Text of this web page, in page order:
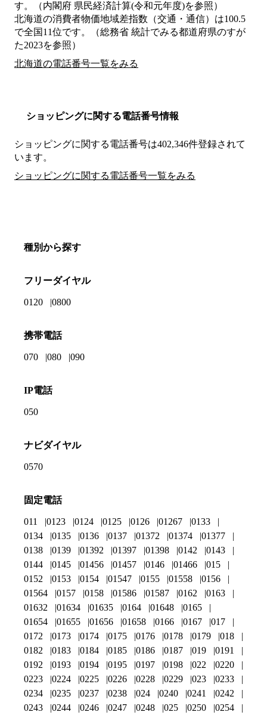
す。（内閣府 県民経済計算(令和元年度)を参照）
北海道の消費者物価地域差指数（交通・通信）は100.5
で全国11位です。（総務省 統計でみる都道府県のすが
た2023を参照）
北海道の電話番号一覧をみる
ショッピングに関する電話番号情報
ショッピングに関する電話番号は402,346件登録されて
います。
ショッピングに関する電話番号一覧をみる
種別から探す
フリーダイヤル
0120 0800
携帯電話
070 080 090
IP電話
050
ナビダイヤル
0570
固定電話
011 0123 0124 0125 0126 01267
0133
0134
0135 0136 0137 01372 01374
01377
0138
0139 01392 01397 01398 0142
0143
0144
0145 01456 01457 0146 01466
015
0152
0153 0154 01547 0155 01558
0156
01564
0157 0158 01586 01587 0162
0163
01632
01634 01635 0164 01648
0165
01654
01655 01656 01658 0166 0167
017
0172
0173 0174 0175 0176 0178 0179
018
0182
0183 0184 0185 0186 0187 019
0191
0192
0193 0194 0195 0197 0198 022
0220
0223
0224 0225 0226 0228 0229 023
0233
0234
0235 0237 0238 024 0240 0241
0242
0243
0244 0246 0247 0248 025 0250 0254